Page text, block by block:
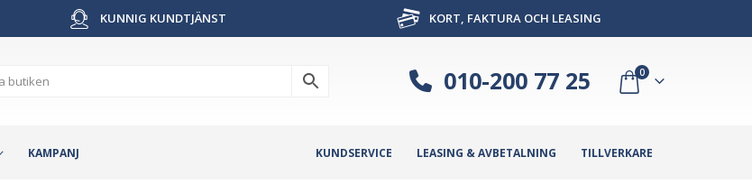
KUNNIG KUNDTJÄNST KORT, FAKTURA OCH LEASING
010-200 77 25 0
KAMPANJ KUNDSERVICE LEASING & AVBETALNING TILLVERKARE